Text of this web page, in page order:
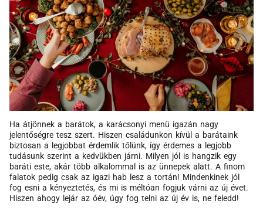
Ha átjönnek a barátok, a karácsonyi menü igazán nagy
jelentőségre tesz szert. Hiszen családunkon kívül a barátaink
biztosan a legjobbat érdemlik tőlünk, így érdemes a legjobb
tudásunk szerint a kedvükben járni. Milyen jól is hangzik egy
baráti este, akár több alkalommal is az ünnepek alatt. A finom
falatok pedig csak az igazi hab lesz a tortán! Mindenkinek jól
fog esni a kényeztetés, és mi is méltóan fogjuk várni az új évet.
Hiszen ahogy lejár az óév, úgy fog telni az új év is, ne feledd!